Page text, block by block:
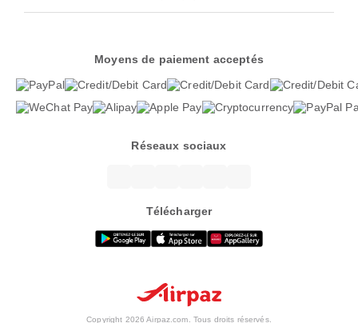
Moyens de paiement acceptés
Réseaux sociaux
Télécharger
Copyright 2026 Airpaz.com. Tous droits réservés.